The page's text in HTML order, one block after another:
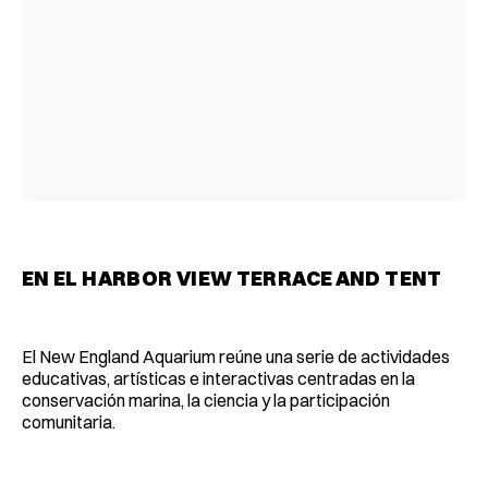
EN EL HARBOR VIEW TERRACE AND TENT
El New England Aquarium reúne una serie de actividades
educativas, artísticas e interactivas centradas en la
conservación marina, la ciencia y la participación
comunitaria.